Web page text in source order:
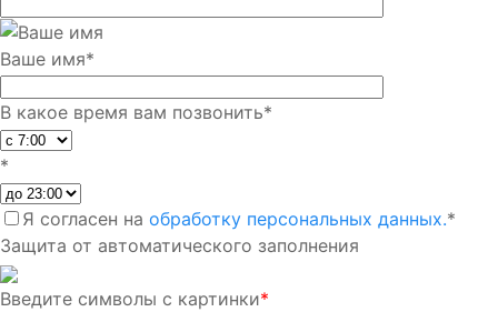
Ваше имя*
В какое время вам позвонить*
*
Я согласен на обработку персональных данных.*
Защита от автоматического заполнения
Введите символы с картинки*